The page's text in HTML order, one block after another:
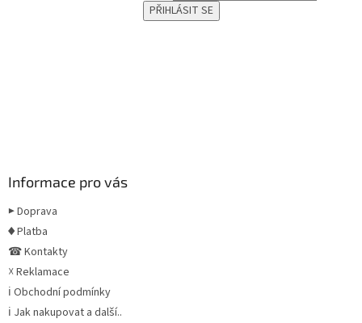
Informace pro vás
▶ Doprava
♦ Platba
☎ Kontakty
☓ Reklamace
ℹ Obchodní podmínky
ℹ Jak nakupovat a další..